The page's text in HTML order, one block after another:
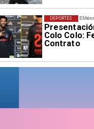
El
Colo Colo:
Contrato
DEPORTES